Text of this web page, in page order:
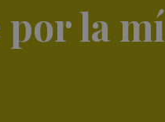
por la